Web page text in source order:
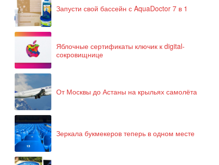
Запусти свой бассейн с AquaDoctor 7 в 1
Яблочные сертификаты ключик к digital-
сокровищнице
От Москвы до Астаны на крыльях самолёта
Зеркала букмекеров теперь в одном месте